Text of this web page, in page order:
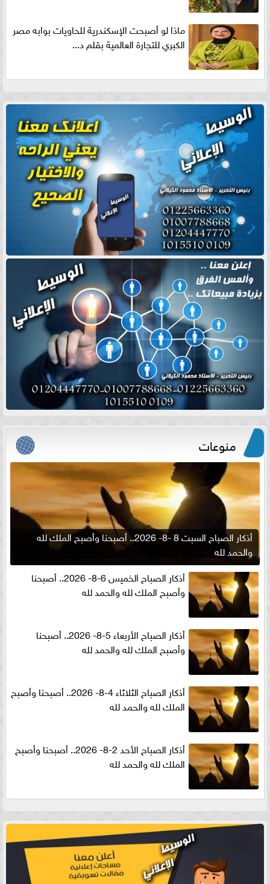
ماذا لو أصبحت الإسكندرية للحاويات بوابه مصر
الكبري للتجارة العالمية بقلم د...
منوعات
أذكار الصباح السبت 8 -8- 2026.. أصبحنا وأصبح الملك لله
والحمد لله
أذكار الصباح الخميس 6-8- 2026.. أصبحنا
وأصبح الملك لله والحمد لله
أذكار الصباح الأربعاء 5-8- 2026.. أصبحنا
وأصبح الملك لله والحمد لله
أذكار الصباح الثلاثاء 4-8- 2026.. أصبحنا وأصبح
الملك لله والحمد لله
أذكار الصباح الأحد 2-8- 2026.. أصبحنا وأصبح
الملك لله والحمد لله